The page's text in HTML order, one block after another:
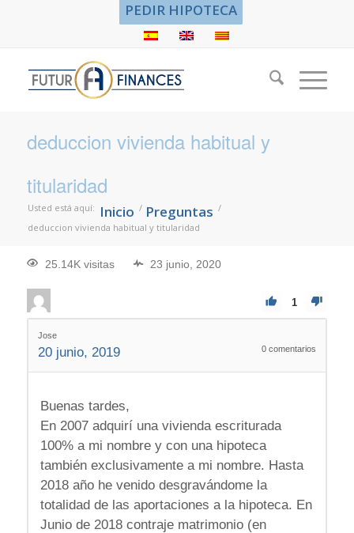
PEDIR HIPOTECA
deduccion vivienda habitual y
titularidad
Usted está aquí: Inicio / Preguntas /
deduccion vivienda habitual y titularidad
25.14K visitas 23 junio, 2020
1
Jose
20 junio, 2019 0 comentarios
Buenas tardes,
En 2007 adquirí una vivienda escriturada
100% a mi nombre y con una hipoteca
también exclusivamente a mi nombre. Hasta
2018 año he venido desgravándome la
totalidad de las aportaciones a la hipoteca. En
Junio de 2018 contraje matrimonio (en